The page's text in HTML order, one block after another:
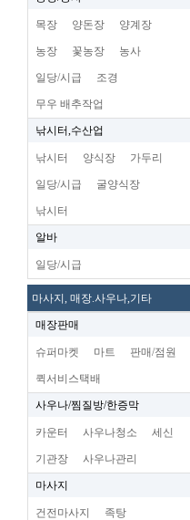
목장 양돈장 양계장
농장 꽃농장 농사
일당/시급 조경
무우 배추작업
낚시터,수산업
낚시터 양식장 가두리
일당/시급 굴양식장
낚시터
알바
일당/시급
마사지, 매장.사우나,기타
매장판매
슈퍼마켓 마트 판매/점원
퀵서비스택배
사우나/찜질방/한증막
카운터 사우나청소 세신
기관장 사우나관리
마사지
건전마사지 족탕